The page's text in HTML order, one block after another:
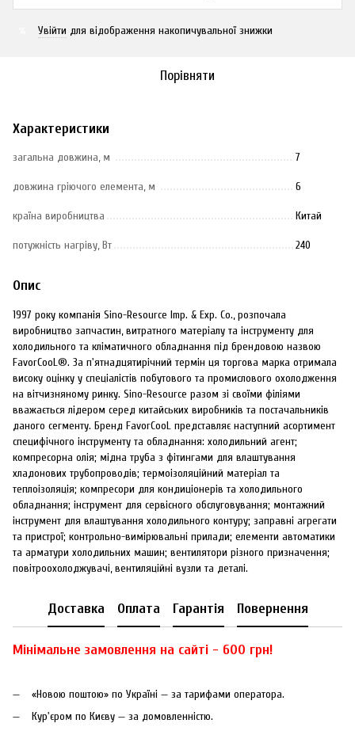
Увійти для відображення накопичувальної знижки
Порівняти
Характеристики
загальна довжина, м 7
довжина гріючого елемента, м 6
країна виробництва Китай
потужність нагріву, Вт 240
Опис
1997 року компанія Sino-Resource Imp. & Exp. Co., розпочала
виробництво запчастин, витратного матеріалу та інструменту для
холодильного та кліматичного обладнання під брендовою назвою
FavorCooL®. За п'ятнадцятирічний термін ця торгова марка отримала
високу оцінку у спеціалістів побутового та промислового охолодження
на вітчизняному ринку. Sino-Resource разом зі своїми філіями
вважається лідером серед китайських виробників та постачальників
даного сегменту. Бренд FavorCooL представляє наступний асортимент
специфічного інструменту та обладнання: холодильний агент;
компресорна олія; мідна труба з фітингами для влаштування
хладонових трубопроводів; термоізоляційний матеріал та
теплоізоляція; компресори для кондиціонерів та холодильного
обладнання; інструмент для сервісного обслуговування; монтажний
інструмент для влаштування холодильного контуру; заправні агрегати
та пристрої; контрольно-вимірювальні прилади; елементи автоматики
та арматури холодильних машин; вентилятори різного призначення;
повітроохолоджувачі, вентиляційні вузли та деталі.
Доставка Оплата Гарантія Повернення
Мінімальне замовлення на сайті - 600 грн!
«Новою поштою» по Україні — за тарифами оператора.
Кур'єром по Києву — за домовленністю.